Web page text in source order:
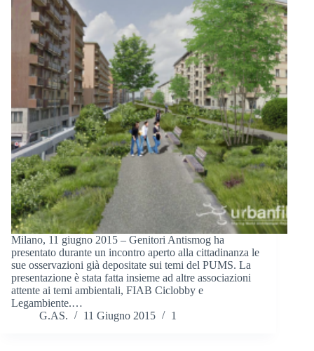
Milano, 11 giugno 2015 – Genitori Antismog ha
presentato durante un incontro aperto alla cittadinanza le
sue osservazioni già depositate sui temi del PUMS. La
presentazione è stata fatta insieme ad altre associazioni
attente ai temi ambientali, FIAB Ciclobby e
Legambiente.…
G.AS.
11 Giugno 2015 1